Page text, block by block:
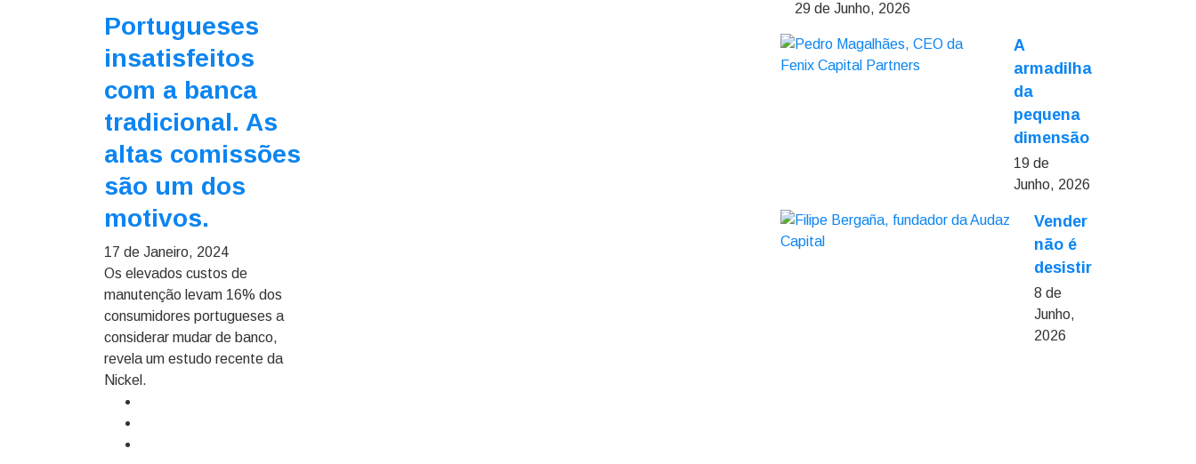
Portugueses
insatisfeitos
com a banca
tradicional. As
altas comissões
são um dos
motivos.
17 de Janeiro, 2024
Os elevados custos de
manutenção levam 16% dos
consumidores portugueses a
considerar mudar de banco,
revela um estudo recente da
Nickel.
29 de Junho, 2026
A
armadilha
da
pequena
dimensão
19 de
Junho, 2026
Vender
não é
desistir
8 de
Junho,
2026